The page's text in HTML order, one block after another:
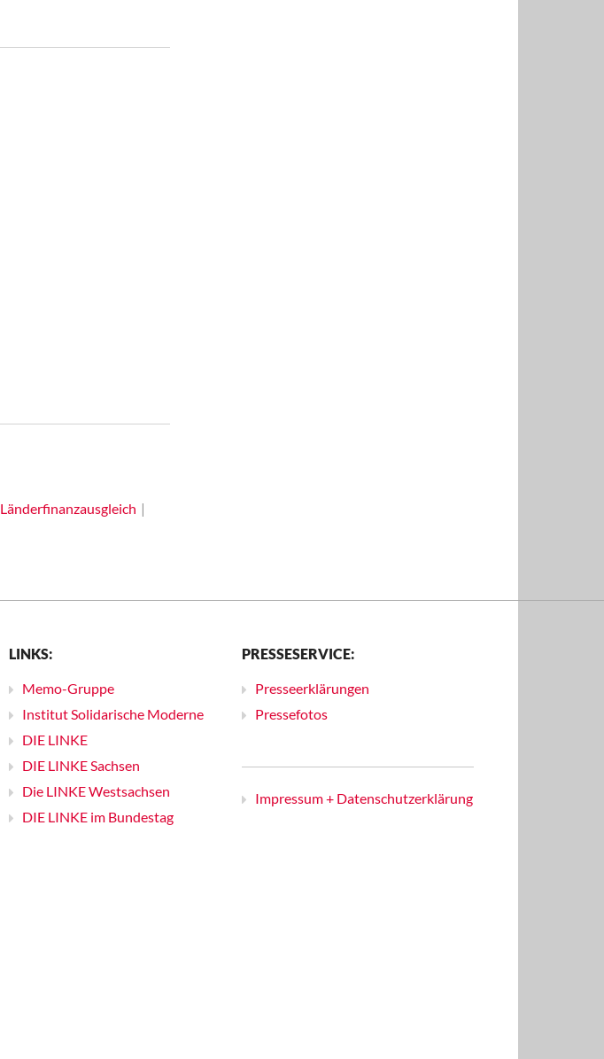
Länderfinanzausgleich
LINKS:
Memo-Gruppe
Institut Solidarische Moderne
DIE LINKE
DIE LINKE Sachsen
Die LINKE Westsachsen
DIE LINKE im Bundestag
PRESSESERVICE:
Presseerklärungen
Pressefotos
Impressum + Datenschutzerklärung